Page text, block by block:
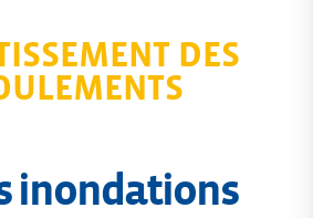
DES
inondations